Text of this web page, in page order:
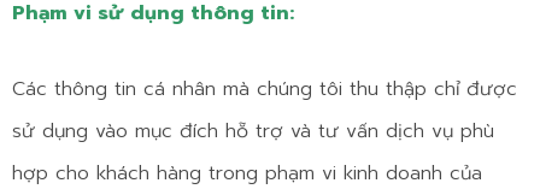
Phạm vi sử dụng thông tin:
Các thông tin cá nhân mà chúng tôi thu thập chỉ được
sử dụng vào mục đích hỗ trợ và tư vấn dịch vụ phù
hợp cho khách hàng trong phạm vi kinh doanh của